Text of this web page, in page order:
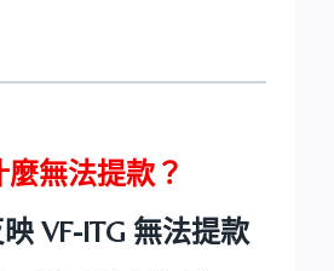
麼無法提款？
VF-ITG 無法提款